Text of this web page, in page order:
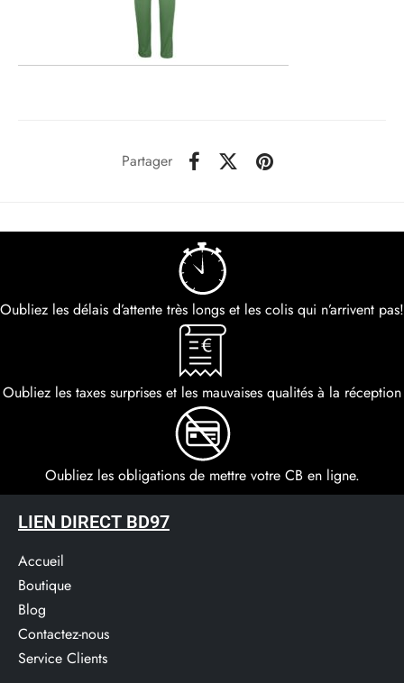
Partager
Oubliez les délais d’attente très longs et les colis qui n’arrivent pas!
Oubliez les taxes surprises et les mauvaises qualités à la réception
Oubliez les obligations de mettre votre CB en ligne.
LIEN DIRECT BD97
Accueil
Boutique
Blog
Contactez-nous
Service Clients​